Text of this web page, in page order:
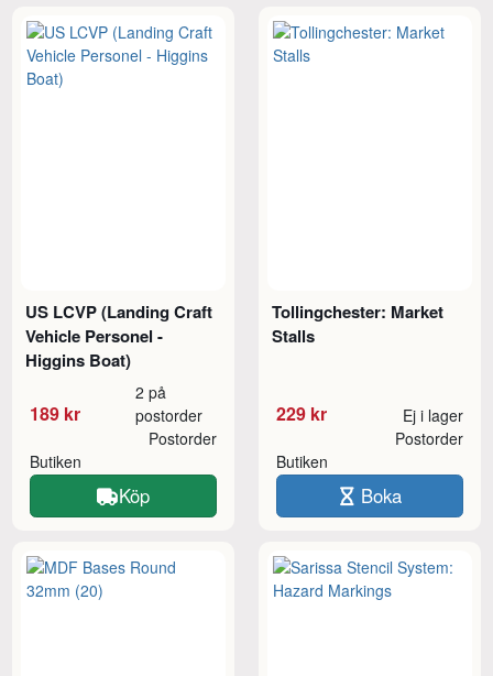
US LCVP (Landing Craft
Vehicle Personel -
Higgins Boat)
189 kr
2 på
postorder
Butiken
Postorder
Köp
Tollingchester: Market
Stalls
229 kr Ej i lager
Butiken
Postorder
Boka